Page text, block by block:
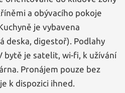
a obývacího pokoje
je vybavena
deska, digestoř). Podlahy
bytě je satelit, wi-fi, k užívání
Pronájem pouze bez
k dispozici ihned.